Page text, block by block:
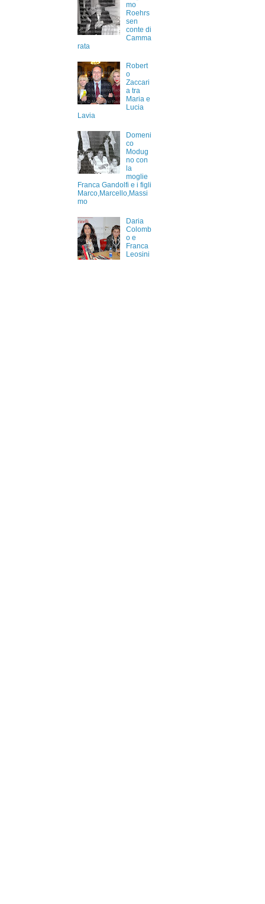
mo
Roehrs
sen
conte di
Camma
rata
Robert
o
Zaccari
a tra
Maria e
Lucia
Lavia
Domeni
co
Modug
no con
la
moglie
Franca Gandolfi e i figli
Marco,Marcello,Massi
mo
Daria
Colomb
o e
Franca
Leosini